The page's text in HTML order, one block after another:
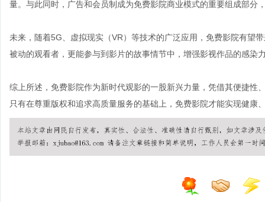
量。与此同时，广告和会员制成为免费影院商业模式的重要组成部分
未来，随着5G、虚拟现实（VR）等技术的广泛应用，免费影院有望
被动的观看者，更能参与到影片的故事情节中，增强影视作品的感染
综上所述，免费影院作为新时代观影的一股新兴力量，凭借其便捷性
只有在尊重版权和追求高质量服务的基础上，免费影院才能实现健